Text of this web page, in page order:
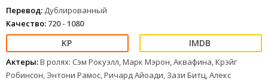
Перевод: Дублированный
Качество: 720 - 1080
Актеры:В ролях: Сэм Рокуэлл, Марк Мэрон, Аквафина, Крэйг
Робинсон, Энтони Рамос, Ричард Айоади, Зази Битц, Алекс